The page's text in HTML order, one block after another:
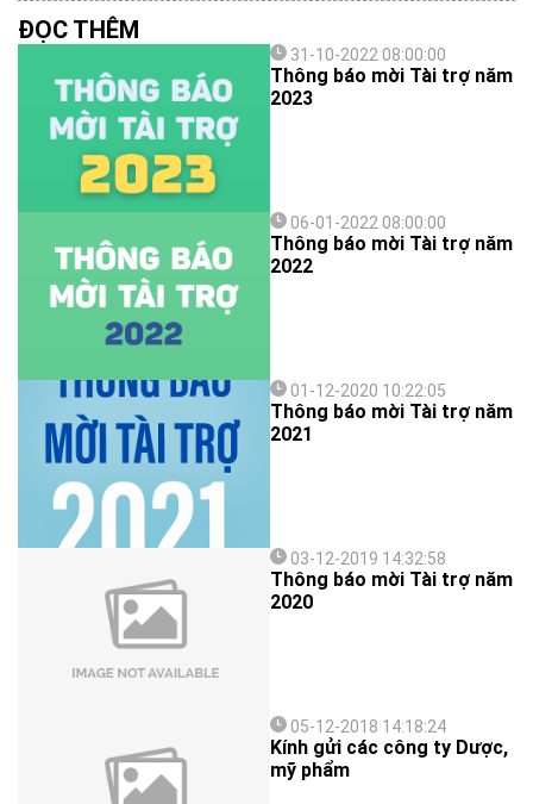
ĐỌC THÊM
31-10-2022 08:00:00
Thông báo mời Tài trợ năm
2023
06-01-2022 08:00:00
Thông báo mời Tài trợ năm
2022
01-12-2020 10:22:05
Thông báo mời Tài trợ năm
2021
03-12-2019 14:32:58
Thông báo mời Tài trợ năm
2020
05-12-2018 14:18:24
Kính gửi các công ty Dược,
mỹ phẩm